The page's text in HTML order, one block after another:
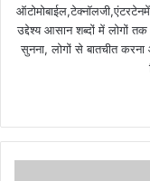
उद्देश्य आसान शब्दों में लोगों
सुनना, लोगों से बातचीत